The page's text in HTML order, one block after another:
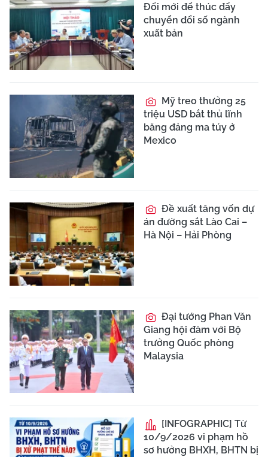
Đổi mới để thúc đẩy
chuyển đổi số ngành
xuất bản
Mỹ treo thưởng 25
triệu USD bắt thủ lĩnh
băng đảng ma túy ở
Mexico
Đề xuất tăng vốn dự
án đường sắt Lào Cai –
Hà Nội – Hải Phòng
Đại tướng Phan Văn
Giang hội đàm với Bộ
trưởng Quốc phòng
Malaysia
[INFOGRAPHIC] Từ
10/9/2026 vi phạm hồ
sơ hưởng BHXH, BHTN bị